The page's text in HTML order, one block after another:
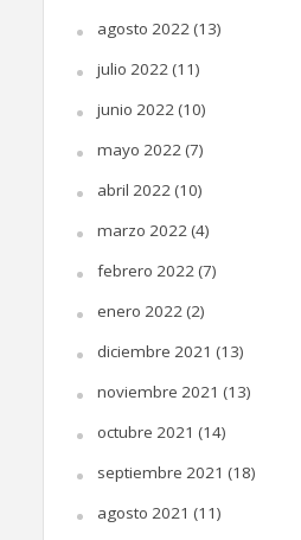
agosto 2022(13)
julio 2022(11)
junio 2022(10)
mayo 2022(7)
abril 2022(10)
marzo 2022(4)
febrero 2022(7)
enero 2022(2)
diciembre 2021 (13)
noviembre 2021 (13)
octubre 2021 (14)
septiembre 2021 (18)
agosto 2021 (11)